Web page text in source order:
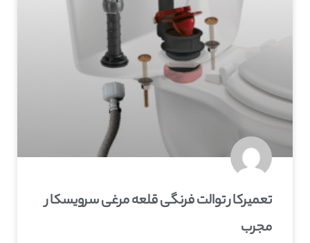
تعمیرکار توالت فرنگی قلعه‌ مرغی سرویسکار
مجرب